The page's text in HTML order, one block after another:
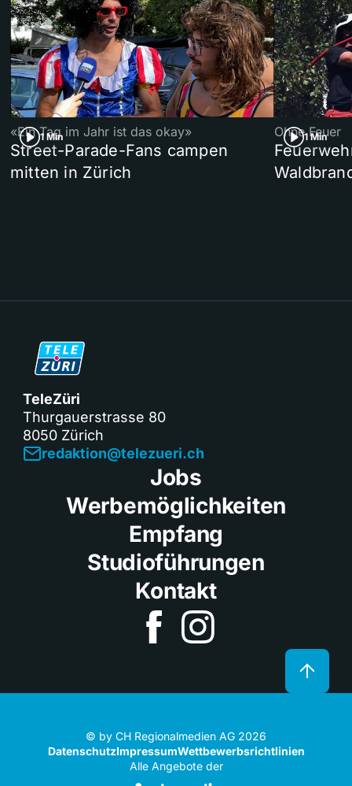
1 Min
«Ein Tag im Jahr ist das okay»
Street-Parade-Fans campen
mitten in Zürich
1 Min
Ohne Feuer
TeleZüri
Thurgauerstrasse 80
8050 Zürich
redaktion@telezueri.ch
Jobs
Werbemöglichkeiten
Empfang
Studioführungen
Kontakt
© by CH Regionalmedien AG 2026
DatenschutzImpressumWettbewerbsrichtlinien
Alle Angebote der